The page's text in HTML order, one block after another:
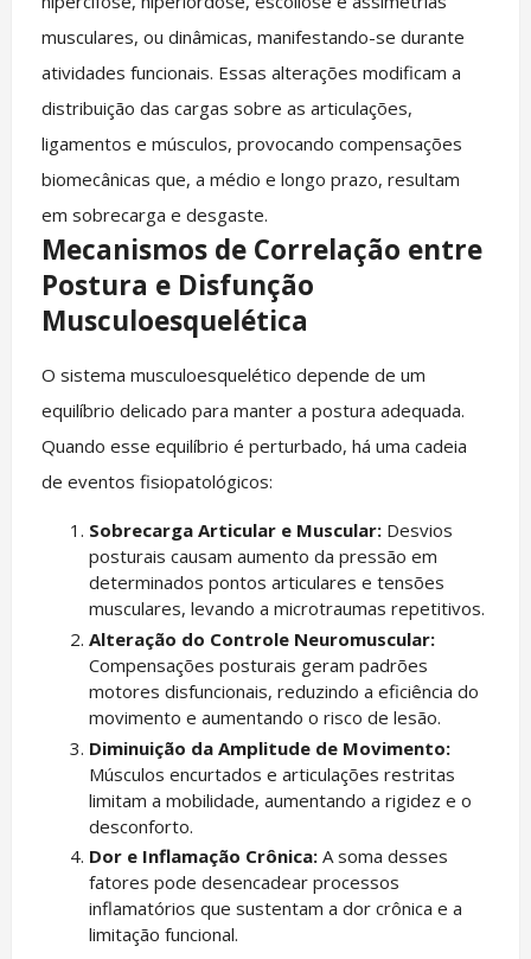
musculares, ou dinâmicas, manifestando-se durante
atividades funcionais. Essas alterações modificam a
distribuição das cargas sobre as articulações,
ligamentos e músculos, provocando compensações
biomecânicas que, a médio e longo prazo, resultam
em sobrecarga e desgaste.
Mecanismos de Correlação entre
Postura e Disfunção
Musculoesquelética
O sistema musculoesquelético depende de um
equilíbrio delicado para manter a postura adequada.
Quando esse equilíbrio é perturbado, há uma cadeia
de eventos fisiopatológicos:
Sobrecarga Articular e Muscular:Desvios
posturais causam aumento da pressão em
determinados pontos articulares e tensões
musculares, levando a microtraumas repetitivos.
Alteração do Controle Neuromuscular:
Compensações posturais geram padrões
motores disfuncionais, reduzindo a eficiência do
movimento e aumentando o risco de lesão.
Diminuição da Amplitude de Movimento:
Músculos encurtados e articulações restritas
limitam a mobilidade, aumentando a rigidez e o
desconforto.
Dor e Inflamação Crônica:A soma desses
fatores pode desencadear processos
inflamatórios que sustentam a dor crônica e a
limitação funcional.